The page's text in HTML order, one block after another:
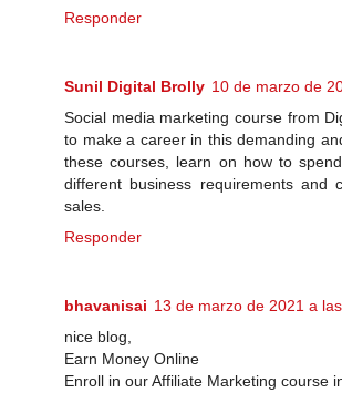
Responder
Sunil Digital Brolly 10 de marzo de
Social media marketing course from
to make a career in this demanding
these courses, learn on how to
different business requirements and
sales.
Responder
bhavanisai 13 de marzo de 2021 a
nice blog,
Earn Money Online
Enroll in our Affiliate Marketing course